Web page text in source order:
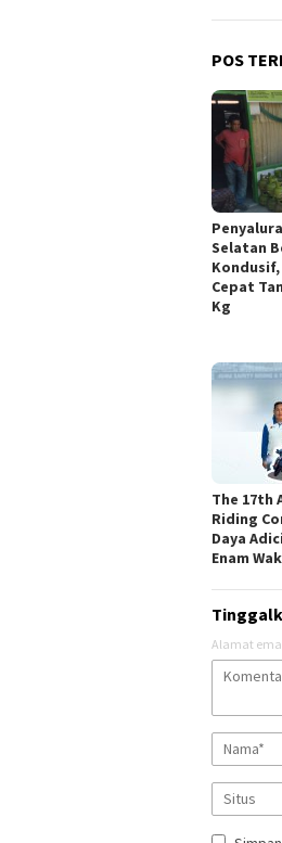
POS
Selatan
Cepat
Kg
The 17th
Riding
Daya
Enam
Alamat